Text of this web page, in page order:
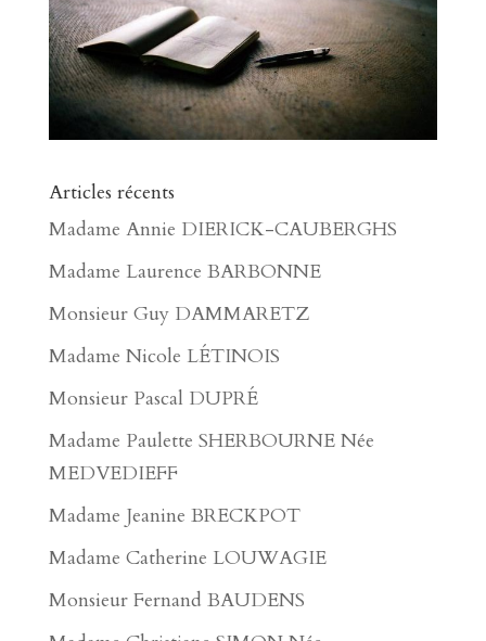
Articles récents
Madame Annie DIERICK-CAUBERGHS
Madame Laurence BARBONNE
Monsieur Guy DAMMARETZ
Madame Nicole LÉTINOIS
Monsieur Pascal DUPRÉ
Madame Paulette SHERBOURNE Née
MEDVEDIEFF
Madame Jeanine BRECKPOT
Madame Catherine LOUWAGIE
Monsieur Fernand BAUDENS